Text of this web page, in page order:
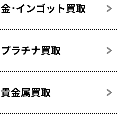
金･インゴット買取
プラチナ買取
貴金属買取